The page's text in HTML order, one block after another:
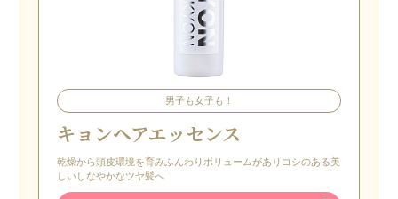
男子も女子も！
キョンヘアエッセンス
乾燥から頭皮環境を育みふんわりボリュームがありコシのある美
しいしなやかなツヤ髪へ